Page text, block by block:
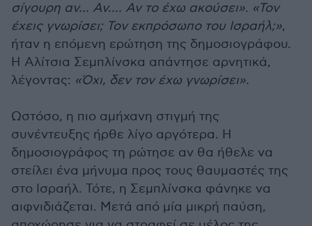
σίγουρη αν... Αν.... Αν το έχω ακούσει». «Τον
έχεις γνωρίσει; Τον εκπρόσωπο του Ισραήλ;»,
ήταν η επόμενη ερώτηση της δημοσιογράφου.
Η Αλίτσια Σεμπλίνσκα απάντησε αρνητικά,
λέγοντας: «Όχι, δεν τον έχω γνωρίσει».
Ωστόσο, η πιο αμήχανη στιγμή της
συνέντευξης ήρθε λίγο αργότερα. Η
δημοσιογράφος τη ρώτησε αν θα ήθελε να
στείλει ένα μήνυμα προς τους θαυμαστές της
στο Ισραήλ. Τότε, η Σεμπλίνσκα φάνηκε να
αιφνιδιάζεται. Μετά από μία μικρή παύση,